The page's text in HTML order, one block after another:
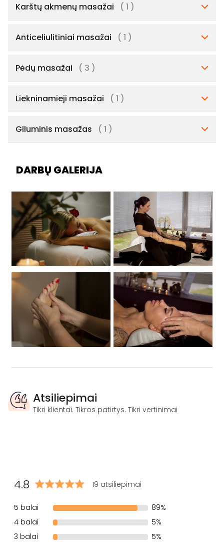
Karštų akmenų masažai ( 1 )
Anticeliulitiniai masažai ( 1 )
Pėdų masažai ( 3 )
Liekninamieji masažai ( 1 )
Giluminis masažas ( 1 )
DARBŲ GALERIJA
Atsiliepimai
Tikri klientai. Tikros patirtys. Tikri vertinimai
4.8 19 atsiliepimai
5 balai
89%
4 balai
5%
3 balai
5%